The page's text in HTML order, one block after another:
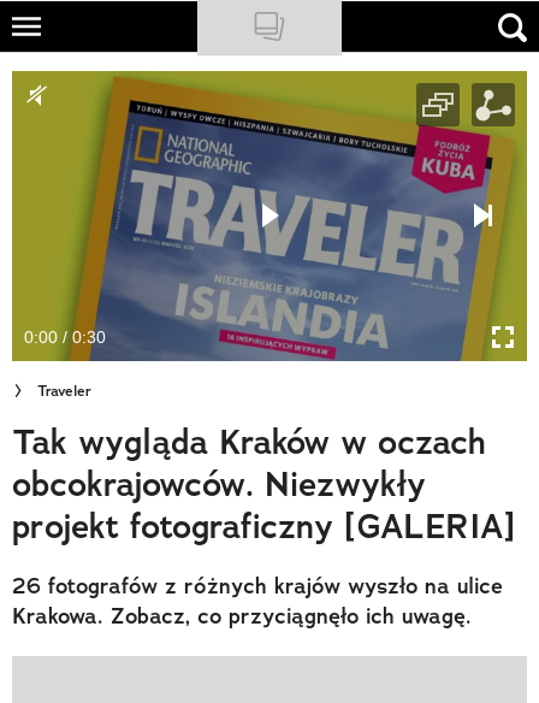
Skip
main
NATIONAL GEOGRAPHIC
TRAVELER
PODCASTY
Newsletter
Cuda Polski
Wielki Konkurs Fotograficzny
Trendbook Podróżniczy
Polecane
0:00 / 0:30
Traveler
Tak wygląda Kraków w oczach
obcokrajowców. Niezwykły
projekt fotograficzny [GALERIA]
26 fotografów z różnych krajów wyszło na ulice
Krakowa. Zobacz, co przyciągnęło ich uwagę.